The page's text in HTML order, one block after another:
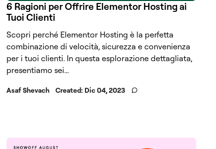
6 Ragioni per Offrire Elementor Hosting ai
Tuoi Clienti
Scopri perché Elementor Hosting è la perfetta
combinazione di velocità, sicurezza e convenienza
per i tuoi clienti. In questa esplorazione dettagliata,
presentiamo sei...
Asaf Shevach Created: Dic 04, 2023